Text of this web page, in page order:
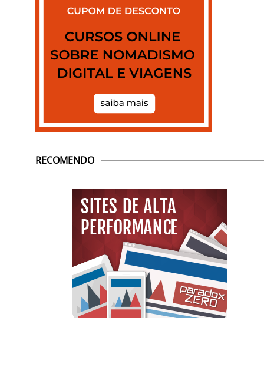
RECOMENDO